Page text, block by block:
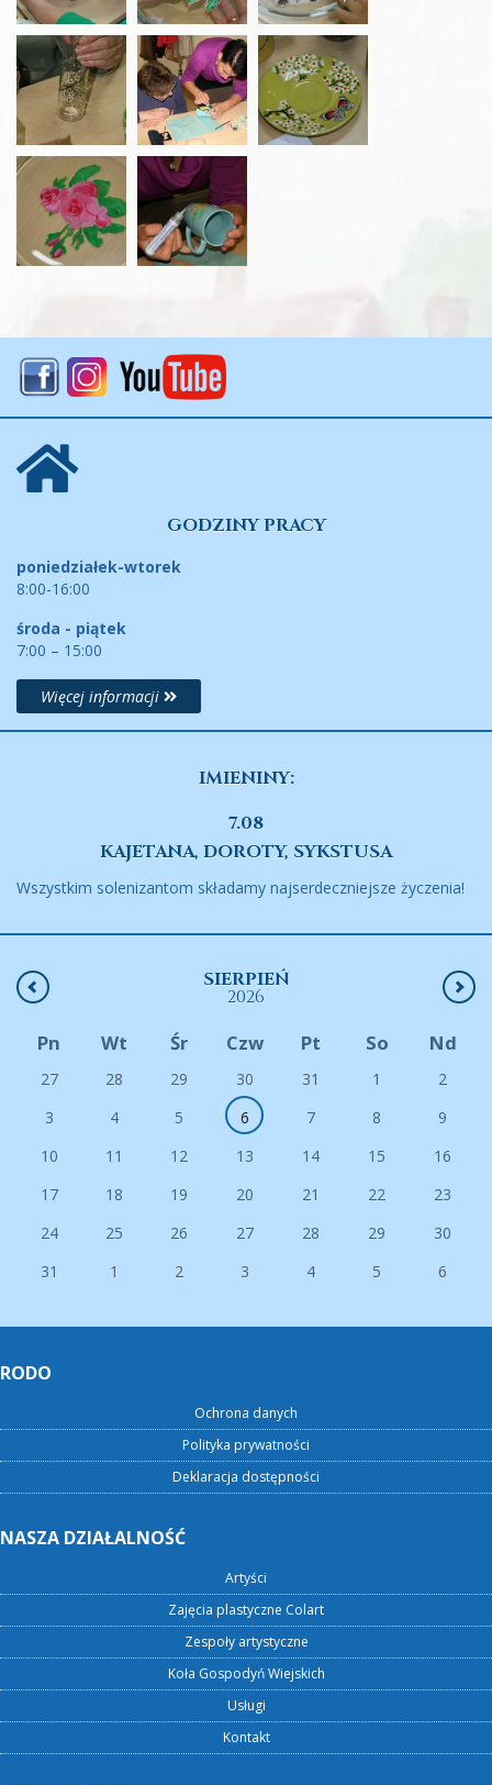
GODZINY PRACY
poniedziałek-wtorek
8:00-16:00
środa - piątek
7:00 – 15:00
Więcej informacji
IMIENINY:
7.08
KAJETANA, DOROTY, SYKSTUSA
Wszystkim solenizantom składamy najserdeczniejsze życzenia!
SIERPIEŃ
2026
Pn Wt Śr Czw Pt So Nd
27 28 29 30 31 1
2
3
4 5 6 7 8
9
10
11 12 13 14 15
16
17
18 19 20 21 22
23
24
25 26 27 28 29
30
31
1 2 3 4 5 6
RODO
Ochrona danych
Polityka prywatności
Deklaracja dostępności
NASZA DZIAŁALNOŚĆ
Artyści
Zajęcia plastyczne Colart
Zespoły artystyczne
Koła Gospodyń Wiejskich
Usługi
Kontakt